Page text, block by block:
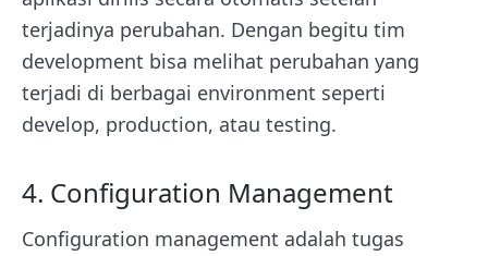
terjadinya perubahan. Dengan begitu tim
development bisa melihat perubahan yang
terjadi di berbagai environment seperti
develop, production, atau testing.
4. Configuration Management
Configuration management adalah tugas